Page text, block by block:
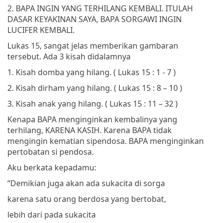
2. BAPA INGIN YANG TERHILANG KEMBALI. ITULAH
DASAR KEYAKINAN SAYA, BAPA SORGAWI INGIN
LUCIFER KEMBALI.
Lukas 15, sangat jelas memberikan gambaran
tersebut. Ada 3 kisah didalamnya
1. Kisah domba yang hilang. ( Lukas 15 : 1 - 7 )
2. Kisah dirham yang hilang. ( Lukas 15 : 8 – 10 )
3. Kisah anak yang hilang. ( Lukas 15 : 11 – 32 )
Kenapa BAPA menginginkan kembalinya yang
terhilang, KARENA KASIH. Karena BAPA tidak
mengingin kematian sipendosa. BAPA menginginkan
pertobatan si pendosa.
Aku berkata kepadamu:
“Demikian juga akan ada sukacita di sorga
karena satu orang berdosa yang bertobat,
lebih dari pada sukacita